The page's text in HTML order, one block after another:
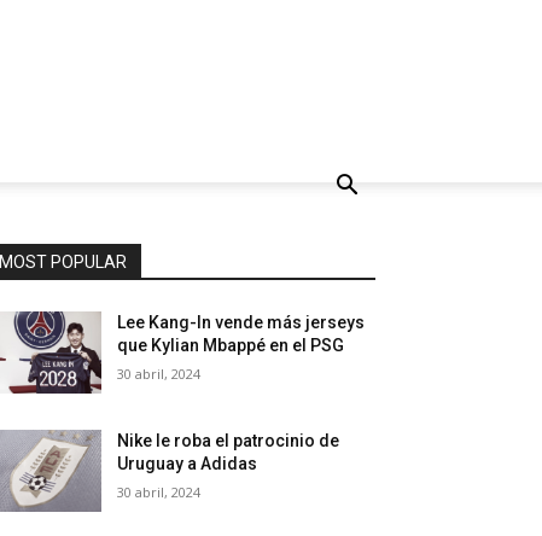
MOST POPULAR
Lee Kang-In vende más jerseys
que Kylian Mbappé en el PSG
30 abril, 2024
Nike le roba el patrocinio de
Uruguay a Adidas
30 abril, 2024